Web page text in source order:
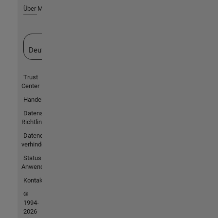
Über MathWorks
Deutschland
Trust
Center
Handelsmarken
Datenschutz-
Richtlinien
Datendiebstahl
verhindern
Status von
Anwendungen
Kontakt
©
1994-
2026